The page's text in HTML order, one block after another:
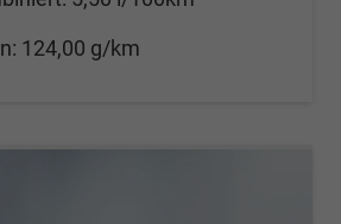
124,00 g/km